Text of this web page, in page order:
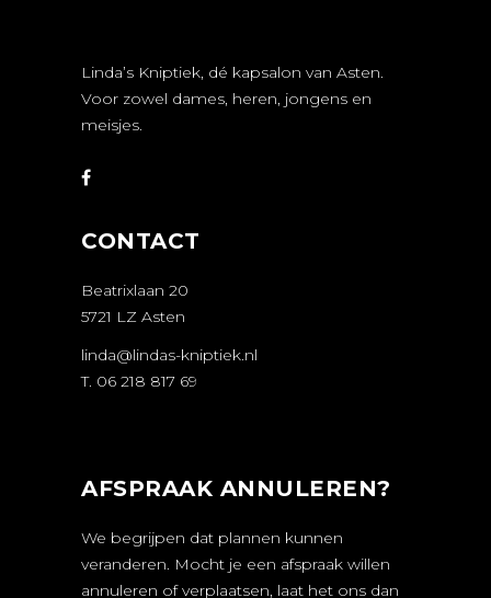
Linda’s Kniptiek, dé kapsalon van Asten.
Voor zowel dames, heren, jongens en
meisjes.
CONTACT
Beatrixlaan 20
5721 LZ Asten
linda@lindas-kniptiek.nl
T. 06 218 817 69
AFSPRAAK ANNULEREN?
We begrijpen dat plannen kunnen
veranderen. Mocht je een afspraak willen
annuleren of verplaatsen, laat het ons dan